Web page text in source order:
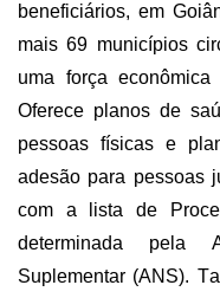
beneficiários, em
mais 69 municípios
uma força
Oferece planos de
pessoas físicas e
adesão para pessoas
com a lista de
determinada pela
Suplementar (ANS).